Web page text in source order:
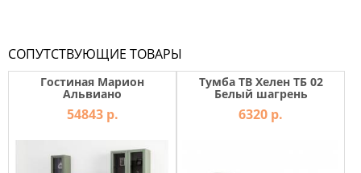
СОПУТСТВУЮЩИЕ ТОВАРЫ
Гостиная Марион
Альвиано
54843 р.
Тумба ТВ Хелен ТБ 02
Белый шагрень
6320 р.